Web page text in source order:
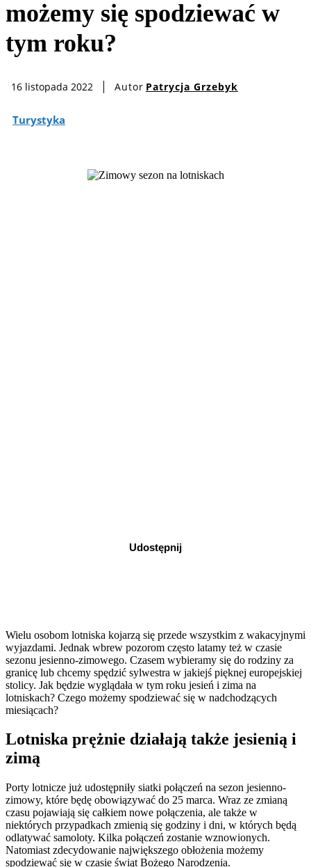
możemy się spodziewać w
tym roku?
16 listopada 2022 Autor Patrycja Grzebyk
Turystyka
Udostępnij
Wielu osobom lotniska kojarzą się przede wszystkim z wakacyjnymi
wyjazdami. Jednak wbrew pozorom często latamy też w czasie
sezonu jesienno-zimowego. Czasem wybieramy się do rodziny za
granicę lub chcemy spędzić sylwestra w jakiejś pięknej europejskiej
stolicy. Jak będzie wyglądała w tym roku jesień i zima na
lotniskach? Czego możemy spodziewać się w nadchodzących
miesiącach?
Lotniska prężnie działają także jesienią i
zimą
Porty lotnicze już udostępniły siatki połączeń na sezon jesienno-
zimowy, które będę obowiązywać do 25 marca. Wraz ze zmianą
czasu pojawiają się całkiem nowe połączenia, ale także w
niektórych przypadkach zmienią się godziny i dni, w których będą
odlatywać samoloty. Kilka połączeń zostanie wznowionych.
Natomiast zdecydowanie największego obłożenia możemy
spodziewać się w czasie świąt Bożego Narodzenia.